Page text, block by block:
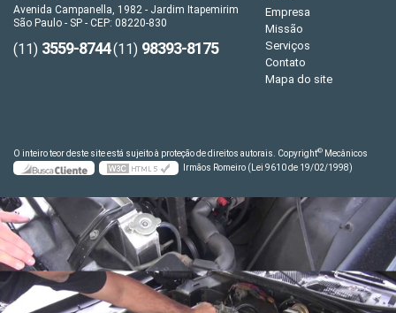
Avenida Campanella, 1982 - Jardim Itapemirim
São Paulo - SP - CEP: 08220-830
(11) 3559-8744(11) 98393-8175
Empresa
Missão
Serviços
Contato
Mapa do site
O inteiro teor deste site está sujeito à proteção de direitos autorais. Copyright© Mecânicos
Irmãos Romeiro (Lei 9610 de 19/02/1998)